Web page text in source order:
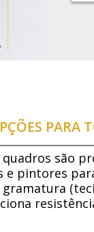
PARA
são
pintores
gramatura